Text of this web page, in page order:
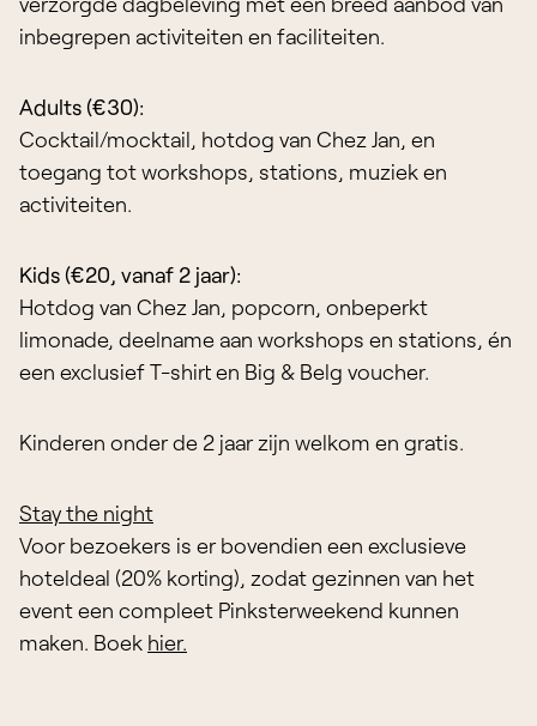
inbegrepen activiteiten en faciliteiten.
Adults (€30):
Cocktail/mocktail, hotdog van Chez Jan, en
toegang tot workshops, stations, muziek en
activiteiten.
Kids (€20, vanaf 2 jaar):
Hotdog van Chez Jan, popcorn, onbeperkt
limonade, deelname aan workshops en stations, én
een exclusief T-shirt en Big & Belg voucher.
Kinderen onder de 2 jaar zijn welkom en gratis.
Stay the night
Voor bezoekers is er bovendien een exclusieve
hoteldeal (20% korting), zodat gezinnen van het
event een compleet Pinksterweekend kunnen
maken. Boek hier.